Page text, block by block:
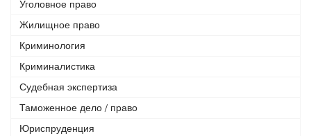
Уголовное право
Жилищное право
Криминология
Криминалистика
Судебная экспертиза
Таможенное дело / право
Юриспруденция